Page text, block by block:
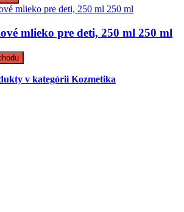
mlieko pre deti, 250 ml 250 ml
v kategórii Kozmetika